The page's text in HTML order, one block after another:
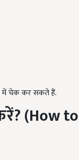
में चेक कर सकते हैं.
? (How to